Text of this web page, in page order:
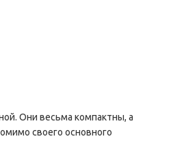
Они весьма компактны, а
своего основного